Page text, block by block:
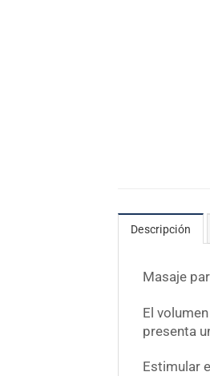
Descripción
Masaje
El
presenta
Estimular